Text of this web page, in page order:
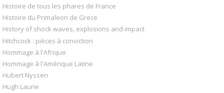
Histoire de tous les phares de France
Histoire du Primaleon de Grece
History of shock waves, explosions and impact
Hitchcock : pièces à conviction
Hommage à l'Afrique
Hommage à l'Amérique Latine
Hubert Nyssen
Hugh Laurie